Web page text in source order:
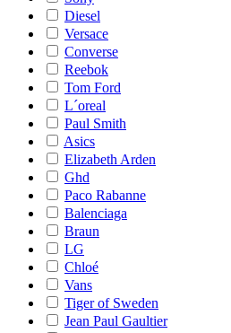
Diesel
Versace
Converse
Reebok
Tom Ford
L´oreal
Paul Smith
Asics
Elizabeth Arden
Ghd
Paco Rabanne
Balenciaga
Braun
LG
Chloé
Vans
Tiger of Sweden
Jean Paul Gaultier